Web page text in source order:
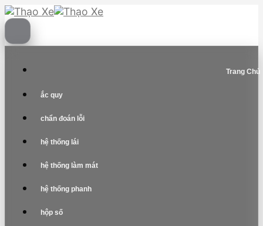
Skip
to
content
Trang Chủ
ắc quy
chẩn đoán lỗi
hệ thống lái
hệ thống làm mát
hệ thống phanh
hộp số